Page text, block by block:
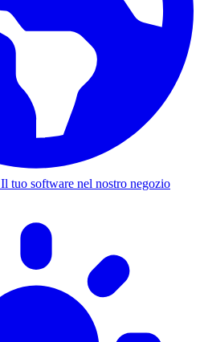
Il tuo software nel nostro negozio